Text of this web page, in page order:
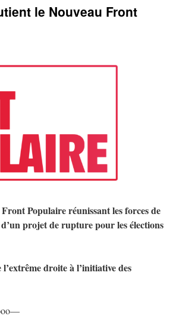
le Nouveau Front
Populaire réunissant les forces de
projet de rupture pour les élections
droite à l’initiative des